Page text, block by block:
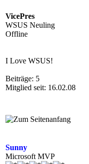
VicePres
WSUS Neuling
Offline
I Love WSUS!
Beiträge: 5
Mitglied seit: 16.02.08
Sunny
Microsoft MVP